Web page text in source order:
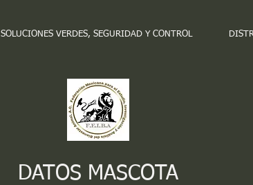
SOLUCIONES VERDES, SEGURIDAD Y CONTROL
DATOS MASCOTA